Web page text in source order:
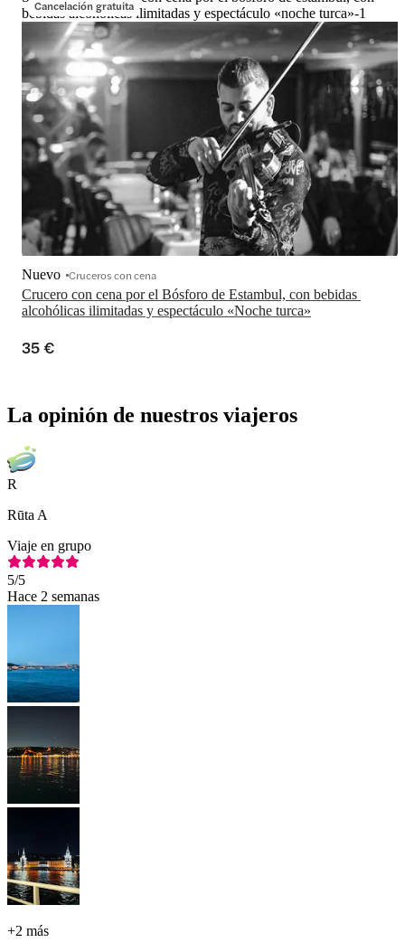
Cancelación gratuita
bebidas alcohólicas ilimitadas y espectáculo «noche turca»-1
Crucero con cena por el Bósforo de Estambul, con bebidas
alcohólicas ilimitadas y espectáculo «Noche turca»
Nuevo Cruceros con cena
35 €
La opinión de nuestros viajeros
R
Rūta A
Viaje en grupo
5/5
Hace 2 semanas
+2 más